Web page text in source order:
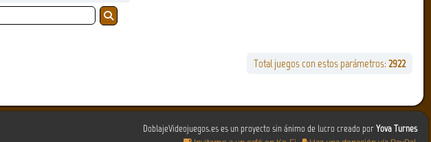
Total juegos con estos parámetros:2922
DoblajeVideojuegos.es es un proyecto sin ánimo de lucro creado porYova Turnes